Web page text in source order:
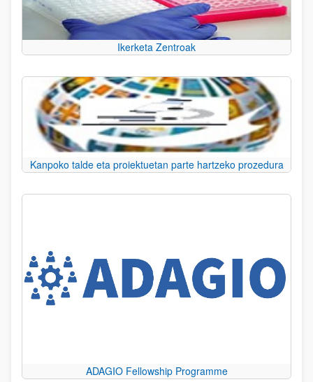
Ikerketa Zentroak
Kanpoko talde eta proiektuetan parte hartzeko prozedura
ADAGIO Fellowship Programme